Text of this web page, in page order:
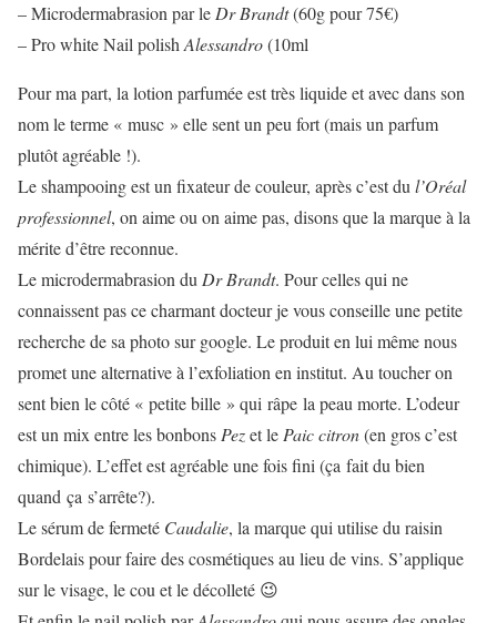
– Microdermabrasion par le Dr Brandt(60g pour 75€)
– Pro white Nail polish Alessandro(10ml
Pour ma part, la lotion parfumée est très liquide et avec dans son
nom le terme « musc » elle sent un peu fort (mais un parfum
plutôt agréable !).
Le shampooing est un fixateur de couleur, après c’est du l’Oréal
professionnel, on aime ou on aime pas, disons que la marque à la
mérite d’être reconnue.
Le microdermabrasion du Dr Brandt. Pour celles qui ne
connaissent pas ce charmant docteur je vous conseille une petite
recherche de sa photo sur google. Le produit en lui même nous
promet une alternative à l’exfoliation en institut. Au toucher on
sent bien le côté « petite bille » qui râpe la peau morte. L’odeur
est un mix entre les bonbons Pezet le Paic citron(en gros c’est
chimique). L’effet est agréable une fois fini (ça fait du bien
quand ça s’arrête?).
Le sérum de fermeté Caudalie, la marque qui utilise du raisin
Bordelais pour faire des cosmétiques au lieu de vins. S’applique
sur le visage, le cou et le décolleté 😉